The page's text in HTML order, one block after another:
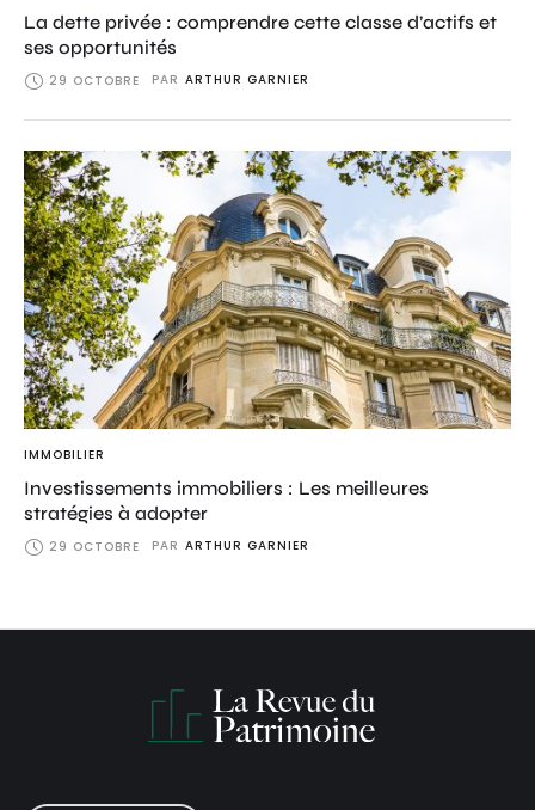
La dette privée : comprendre cette classe d’actifs et
ses opportunités
29 OCTOBRE PAR ARTHUR GARNIER
IMMOBILIER
Investissements immobiliers : Les meilleures
stratégies à adopter
29 OCTOBRE PAR ARTHUR GARNIER